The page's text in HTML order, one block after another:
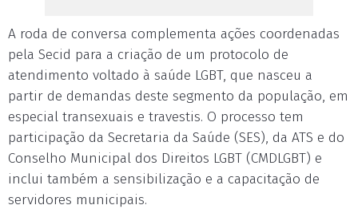
A roda de conversa complementa ações coordenadas
pela Secid para a criação de um protocolo de
atendimento voltado à saúde LGBT, que nasceu a
partir de demandas deste segmento da população, em
especial transexuais e travestis. O processo tem
participação da Secretaria da Saúde (SES), da ATS e do
Conselho Municipal dos Direitos LGBT (CMDLGBT) e
inclui também a sensibilização e a capacitação de
servidores municipais.